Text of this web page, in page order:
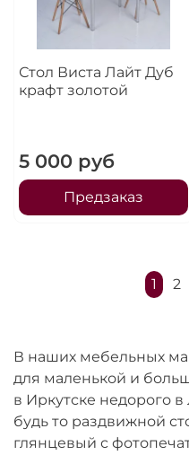
Стол Виста Лайт Дуб
крафт золотой
5 000 руб
Предзаказ
1 2
В наших мебельных
для маленькой и
в Иркутске недорого
будь то раздвижной
глянцевый с